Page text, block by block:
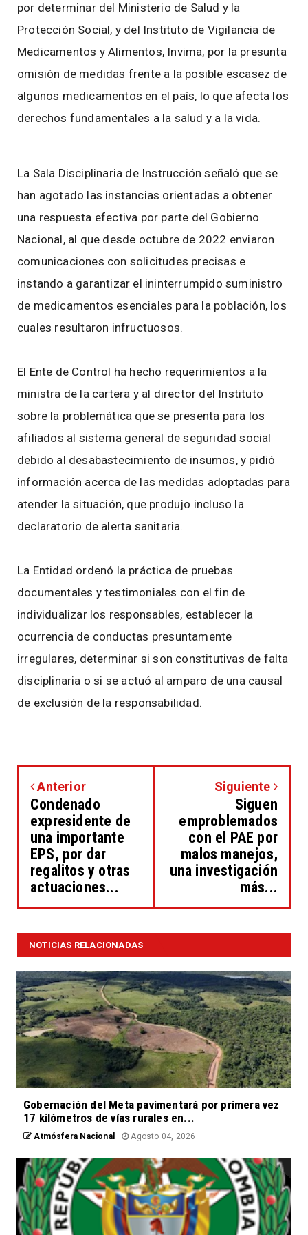
por determinar del Ministerio de Salud y la
Protección Social, y del Instituto de Vigilancia de
Medicamentos y Alimentos, Invima, por la presunta
omisión de medidas frente a la posible escasez de
algunos medicamentos en el país, lo que afecta los
derechos fundamentales a la salud y a la vida.
La Sala Disciplinaria de Instrucción señaló que se
han agotado las instancias orientadas a obtener
una respuesta efectiva por parte del Gobierno
Nacional, al que desde octubre de 2022 enviaron
comunicaciones con solicitudes precisas e
instando a garantizar el ininterrumpido suministro
de medicamentos esenciales para la población, los
cuales resultaron infructuosos.
El Ente de Control ha hecho requerimientos a la
ministra de la cartera y al director del Instituto
sobre la problemática que se presenta para los
afiliados al sistema general de seguridad social
debido al desabastecimiento de insumos, y pidió
información acerca de las medidas adoptadas para
atender la situación, que produjo incluso la
declaratorio de alerta sanitaria.
La Entidad ordenó la práctica de pruebas
documentales y testimoniales con el fin de
individualizar los responsables, establecer la
ocurrencia de conductas presuntamente
irregulares, determinar si son constitutivas de falta
disciplinaria o si se actuó al amparo de una causal
de exclusión de la responsabilidad.
Anterior
Condenado
expresidente de
una importante
EPS, por dar
regalitos y otras
actuaciones...
Siguiente
Siguen
emproblemados
con el PAE por
malos manejos,
una investigación
más...
NOTICIAS RELACIONADAS
Gobernación del Meta pavimentará por primera vez
17 kilómetros de vías rurales en...
Atmósfera Nacional Agosto 04, 2026